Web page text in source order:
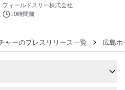
約1300万画素、用途別に選べるコンデ
ジ新登場
フィールドスリー株式会社
10時間前
ャーのプレスリリース一覧 広島